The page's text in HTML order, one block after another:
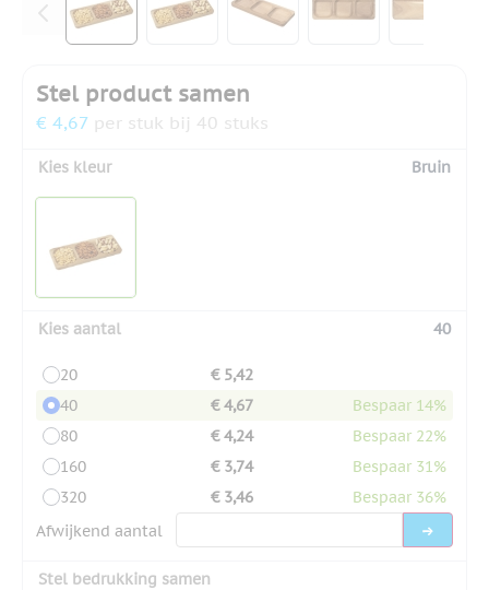
Stel product samen
€ 4,67 per stuk bij 40 stuks
Kies kleur Bruin
Kies aantal 40
20
€ 5,42
40
€ 4,67
Bespaar 14%
80
€ 4,24
Bespaar 22%
160
€ 3,74
Bespaar 31%
320
€ 3,46
Bespaar 36%
Afwijkend aantal
Stel bedrukking samen